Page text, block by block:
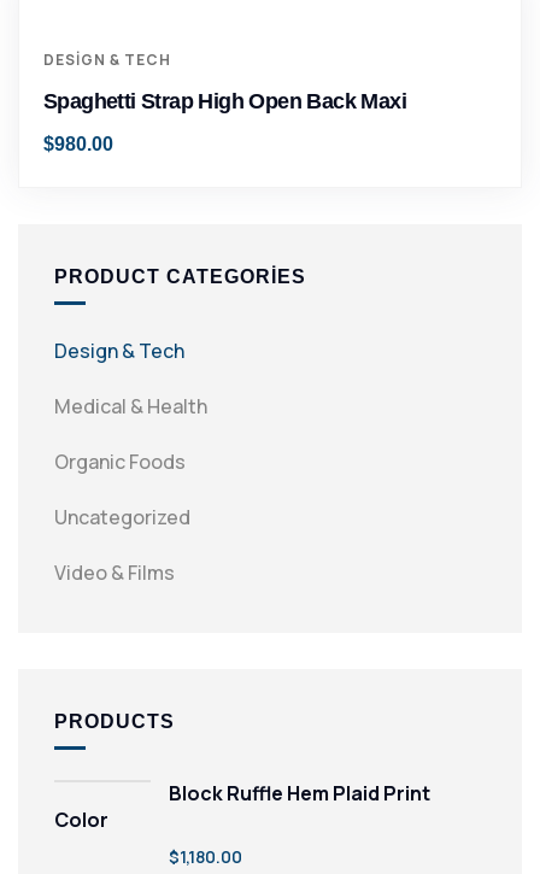
DESIGN & TECH
Spaghetti Strap High Open Back Maxi
$980.00
PRODUCT CATEGORIES
Design & Tech
Medical & Health
Organic Foods
Uncategorized
Video & Films
PRODUCTS
Block Ruffle Hem Plaid Print
Color
$1,180.00